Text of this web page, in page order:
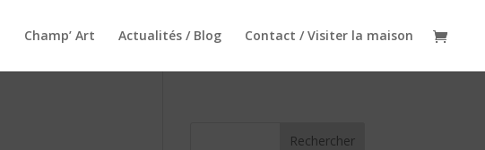
Champ’ Art Actualités / Blog Contact / Visiter la maison
Rechercher